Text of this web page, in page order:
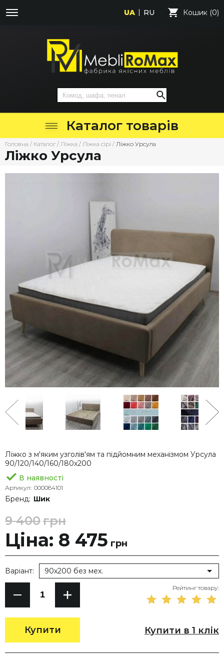
UA RU Кошик (0)
Каталог товарів
Головна / Каталог / Ліжка / Ліжка сірі / Ліжко Урсула
Ліжко Урсула
Ліжко з м'яким узголів'ям та підйомним механізмом Урсула
90/120/140/160/180х200
В наявності
Артикул: 000084101
Бренд: Шик
9 400грн
Ціна: 8 475 грн
Купити
Варіант: 90х200 без мех.
Рейтинг товару:
Купити в 1 клік